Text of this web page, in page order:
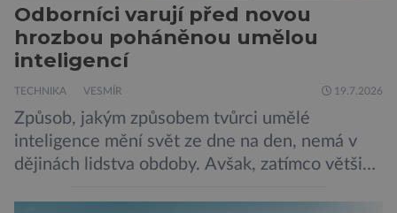
Odborníci varují před novou
hrozbou poháněnou umělou
inteligencí
TECHNIKA VESMÍR 19.7.2026
Způsob, jakým způsobem tvůrci umělé
inteligence mění svět ze dne na den, nemá v
dějinách lidstva obdoby. Avšak, zatímco většina